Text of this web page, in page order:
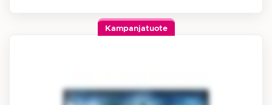
Kampanjatuote